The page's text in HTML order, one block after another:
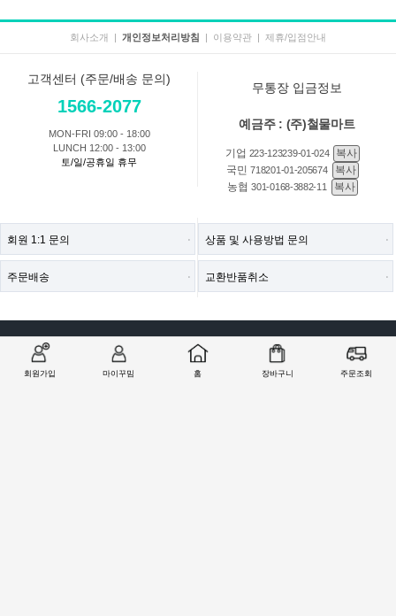
회원가입 마이꾸밈 홈 장바구니 주문조회
회사소개 | 개인정보처리방침 | 이용약관 | 제휴/입점안내
고객센터 (주문/배송 문의)
1566-2077
MON-FRI 09:00 - 18:00
LUNCH 12:00 - 13:00
토/일/공휴일 휴무
무통장 입금정보
예금주 : (주)철물마트
기업 223-123239-01-024
복사
국민718201-01-205674
복사
농협301-0168-3882-11 복사
회원 1:1 문의
주문배송
상품 및 사용방법 문의
교환반품취소
COMPANY : (주)철물마트 / CEO : 이숙열
ADDRESS : 인천광역시 검단구 봉수대로 1213 ((주)철물마트)
CALL CENTER :
1566-2077
| FAX : 0303-0202-2077